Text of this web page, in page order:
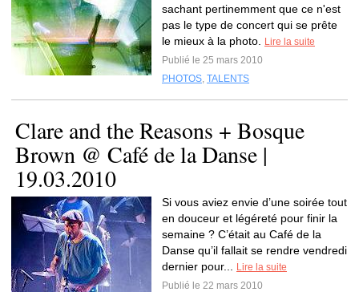
sachant pertinemment que ce n'est
pas le type de concert qui se prête
le mieux à la photo.
Lire la suite
Publié le 25 mars 2010
PHOTOS, TALENTS
Clare and the Reasons + Bosque
Brown @ Café de la Danse |
19.03.2010
Si vous aviez envie d’une soirée tout
en douceur et légéreté pour finir la
semaine ? C’était au Café de la
Danse qu’il fallait se rendre vendredi
dernier pour...
Lire la suite
Publié le 22 mars 2010